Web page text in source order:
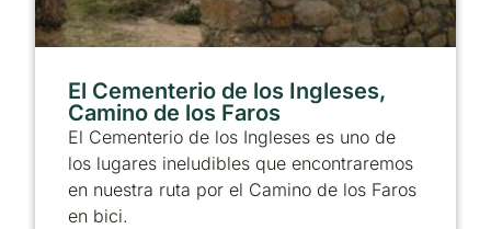
El Cementerio de los Ingleses,
Camino de los Faros
El Cementerio de los Ingleses es uno de
los lugares ineludibles que encontraremos
en nuestra ruta por el Camino de los Faros
en bici.